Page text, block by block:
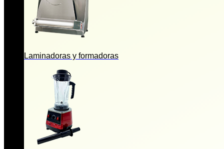
Laminadoras y formadoras